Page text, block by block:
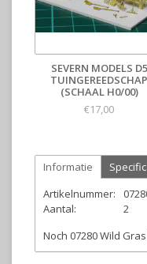
SEVERN MODELS D5
TUINGEREEDSCHAP
(SCHAAL H0/00)
€17,00
Informatie
Artikelnummer:
Aantal:
2
Noch 07280 Wild